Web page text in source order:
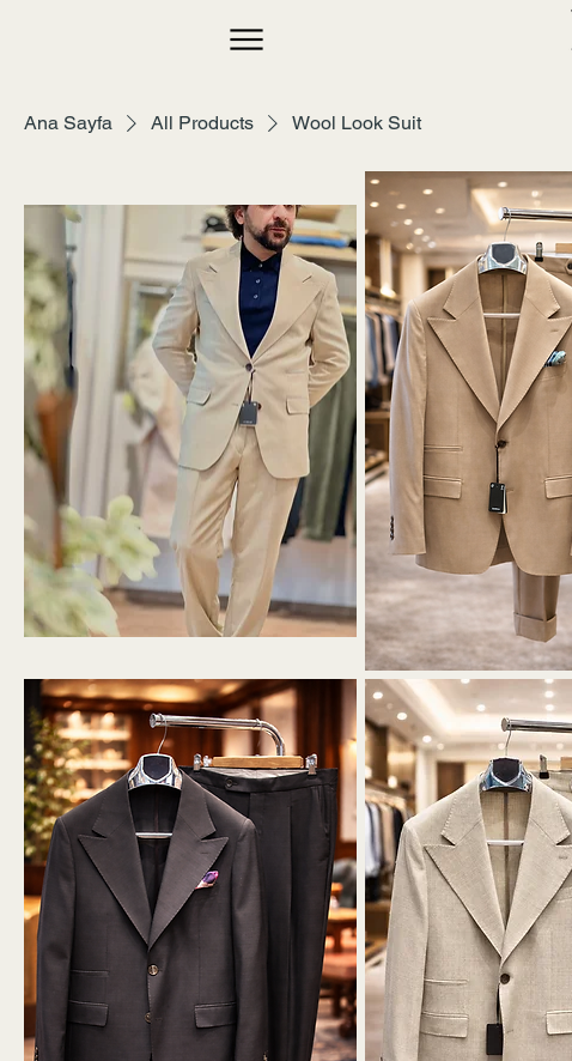
Ana Sayfa All Products Wool Look Suit